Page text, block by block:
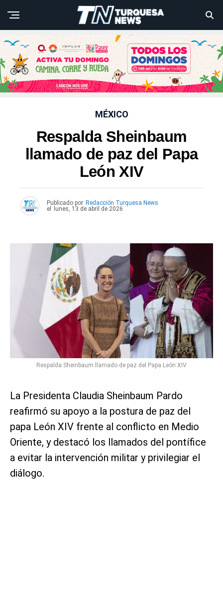
MÉXICO
Respalda Sheinbaum
llamado de paz del Papa
León XIV
Publicado por Redacción Turquesa News
el
lunes, 13 de abril de 2026
Respalda Sheinbaum llamado de paz del Papa León XIV
La Presidenta Claudia Sheinbaum Pardo
reafirmó su apoyo a la postura de paz del
papa León XIV frente al conflicto en Medio
Oriente, y destacó los llamados del pontífice
a evitar la intervención militar y privilegiar el
diálogo.